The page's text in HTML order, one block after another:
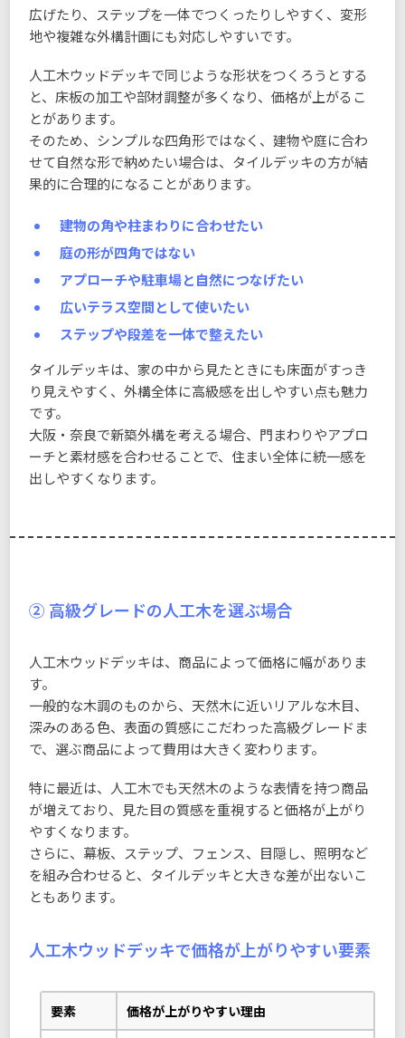
広げたり、ステップを一体でつくったりしやすく、変形
地や複雑な外構計画にも対応しやすいです。
人工木ウッドデッキで同じような形状をつくろうとする
と、床板の加工や部材調整が多くなり、価格が上がるこ
とがあります。
そのため、シンプルな四角形ではなく、建物や庭に合わ
せて自然な形で納めたい場合は、タイルデッキの方が結
果的に合理的になることがあります。
建物の角や柱まわりに合わせたい
庭の形が四角ではない
アプローチや駐車場と自然につなげたい
広いテラス空間として使いたい
ステップや段差を一体で整えたい
タイルデッキは、家の中から見たときにも床面がすっき
り見えやすく、外構全体に高級感を出しやすい点も魅力
です。
大阪・奈良で新築外構を考える場合、門まわりやアプロ
ーチと素材感を合わせることで、住まい全体に統一感を
出しやすくなります。
② 高級グレードの人工木を選ぶ場合
人工木ウッドデッキは、商品によって価格に幅がありま
す。
一般的な木調のものから、天然木に近いリアルな木目、
深みのある色、表面の質感にこだわった高級グレードま
で、選ぶ商品によって費用は大きく変わります。
特に最近は、人工木でも天然木のような表情を持つ商品
が増えており、見た目の質感を重視すると価格が上がり
やすくなります。
さらに、幕板、ステップ、フェンス、目隠し、照明など
を組み合わせると、タイルデッキと大きな差が出ないこ
ともあります。
人工木ウッドデッキで価格が上がりやすい要素
要素 価格が上がりやすい理由